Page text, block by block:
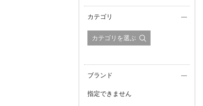
カテゴリ
カテゴリを選ぶ
ブランド
指定できません